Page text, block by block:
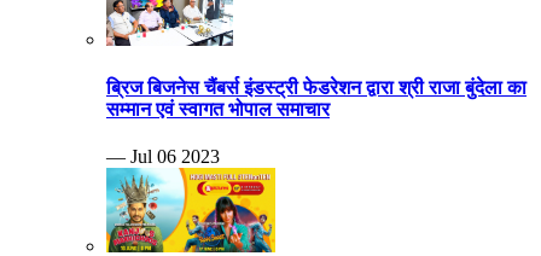
ब्रिज बिजनेस चैंबर्स इंडस्ट्री फेडरेशन द्वारा श्री राजा बुंदेला का
सम्मान एवं स्वागत भोपाल समाचार
— Jul 06 2023